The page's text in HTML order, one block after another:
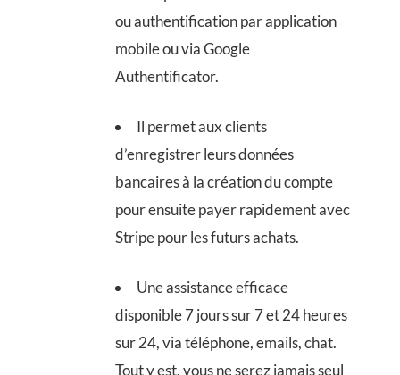
ou authentification par application
mobile ou via Google
Authentificator.
Il permet aux clients
d’enregistrer leurs données
bancaires à la création du compte
pour ensuite payer rapidement avec
Stripe pour les futurs achats.
Une assistance efficace
disponible 7 jours sur 7 et 24 heures
sur 24, via téléphone, emails, chat.
Tout y est, vous ne serez jamais seul